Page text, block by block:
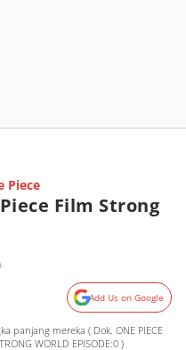
Piece
Film Strong
Add Us on Google
panjang mereka ( Dok. ONE PIECE
WORLD EPISODE:0 )